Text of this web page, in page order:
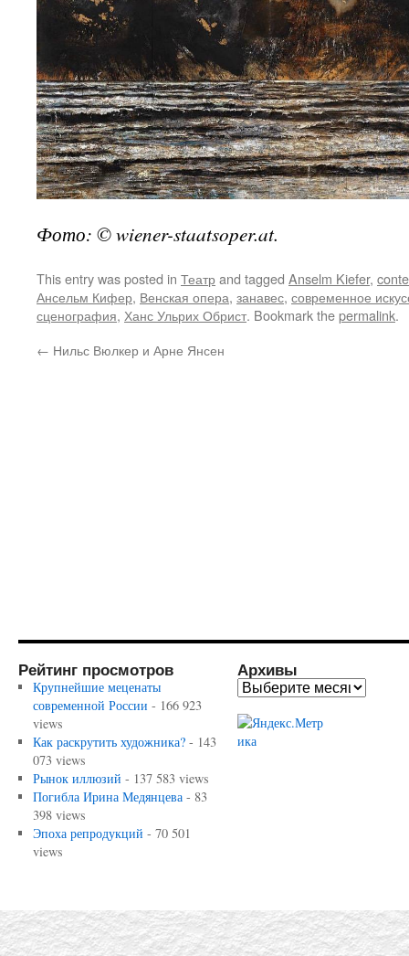
Фото: © wiener-staatsoper.at.
This entry was posted in Театрand tagged Anselm Kiefer,
Ансельм Кифер, Венская опера, занавес, современное
сценография, Ханс Ульрих Обрист. Bookmark thepermalink.
← Нильс Вюлкер и Арне Янсен
Рейтинг просмотров
Крупнейшие меценаты
современной России - 166 923
views
Как раскрутить художника?- 143
073 views
Рынок иллюзий - 137 583 views
Погибла Ирина Медянцева- 83
398 views
Эпоха репродукций - 70 501
views
Архивы